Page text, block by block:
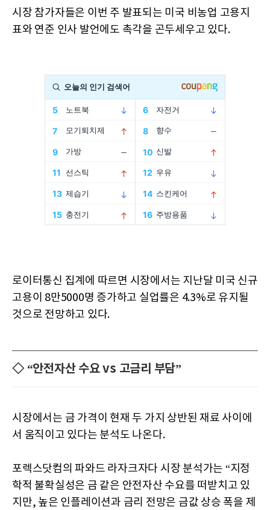
시장 참가자들은 이번 주 발표되는 미국 비농업 고용지
표와 연준 인사 발언에도 촉각을 곤두세우고 있다.
로이터통신 집계에 따르면 시장에서는 지난달 미국 신규
고용이 8만5000명 증가하고 실업률은 4.3%로 유지될
것으로 전망하고 있다.
◇ “안전자산 수요 vs 고금리 부담”
시장에서는 금 가격이 현재 두 가지 상반된 재료 사이에
서 움직이고 있다는 분석도 나온다.
포렉스닷컴의 파와드 라자크자다 시장 분석가는 “지정
학적 불확실성은 금 같은 안전자산 수요를 떠받치고 있
지만, 높은 인플레이션과 금리 전망은 금값 상승 폭을 제